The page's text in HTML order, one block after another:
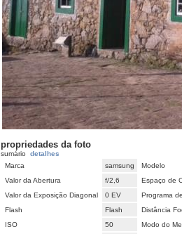
propriedades da foto
sumário detalhes
Marca
samsung
Modelo
Valor da Abertura
f/2,6
Espaço de
Valor da Exposição Diagonal
0 EV
Programa
Flash
Flash
Distância
ISO
50
Modo do